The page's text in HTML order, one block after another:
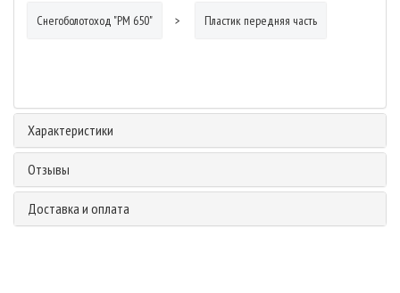
Снегоболотоход "РМ 650" Пластик передняя часть
Характеристики
Отзывы
Доставка и оплата